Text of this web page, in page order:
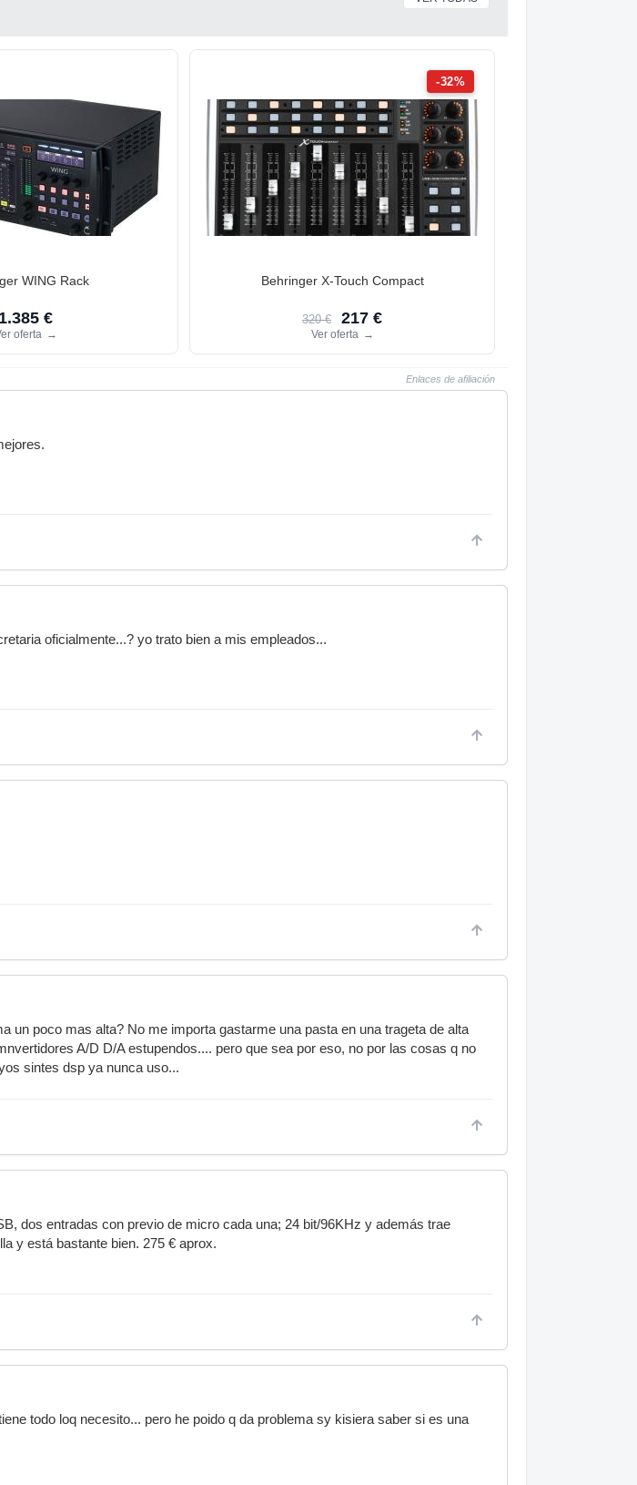
WING Rack
1.385 €
oferta →
-32%
Behringer X-Touch Compact
320 € 217 €
Ver oferta →
Enlaces de afiliación
oficialmente...? yo trato bien a mis empleados...
un poco mas alta? No me importa gastarme una pasta en una trageta de alta
A/D D/A estupendos.... pero que sea por eso, no por las cosas q no
sintes dsp ya nunca uso...
dos entradas con previo de micro cada una; 24 bit/96KHz y además trae
y está bastante bien. 275 € aprox.
todo loq necesito... pero he poido q da problema sy kisiera saber si es una